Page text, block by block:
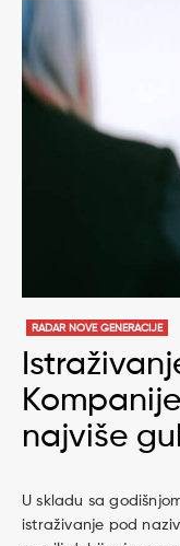
RADAR NOVE GENERACIJE
najviše
U skladu sa
istraživanje pod